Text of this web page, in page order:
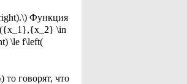
Функция
\({x_1},{x_2} \in
\le f\left(
говорят, что